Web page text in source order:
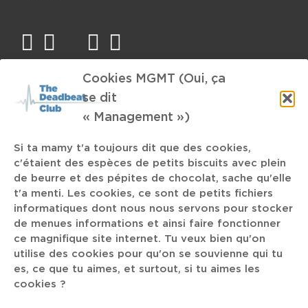
Cookies MGMT (Oui, ça
se dit
« Management »)
Si ta mamy t'a toujours dit que des cookies,
c'étaient des espèces de petits biscuits avec plein
de beurre et des pépites de chocolat, sache qu'elle
t'a menti. Les cookies, ce sont de petits fichiers
informatiques dont nous nous servons pour stocker
de menues informations et ainsi faire fonctionner
ce magnifique site internet. Tu veux bien qu'on
utilise des cookies pour qu'on se souvienne qui tu
es, ce que tu aimes, et surtout, si tu aimes les
cookies ?
facebook
twitter
mail instagram
TAGS
Ad Nauseam Lost In Sound Aquilone
Cheat Codes Jaune Orange
Kamikazé The K Killer Mike
Theeunforeseen Honda NSR 50 Goth-Metal
Kronos Quartet ACU.NL KA Ode th Space Hassle